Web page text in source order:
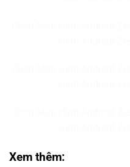
Xem thêm: